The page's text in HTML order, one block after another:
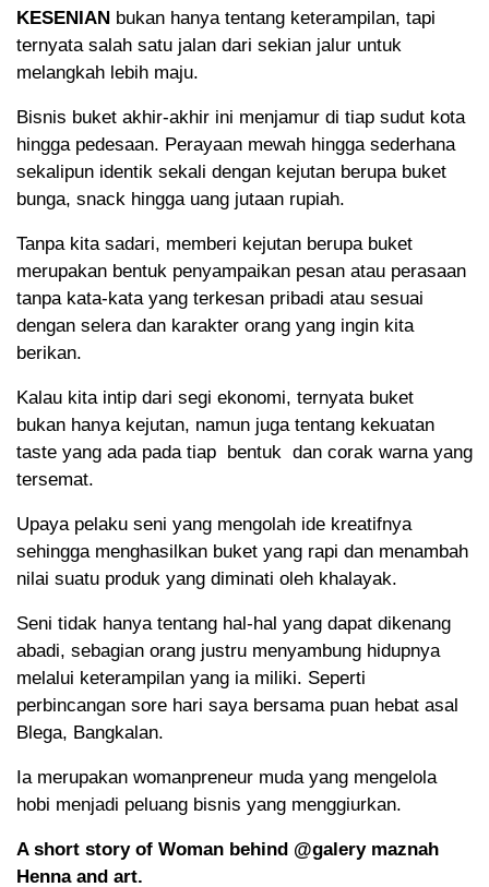
KESENIAN bukan hanya tentang keterampilan, tapi
ternyata salah satu jalan dari sekian jalur untuk
melangkah lebih maju.
Bisnis buket akhir-akhir ini menjamur di tiap sudut kota
hingga pedesaan. Perayaan mewah hingga sederhana
sekalipun identik sekali dengan kejutan berupa buket
bunga, snack hingga uang jutaan rupiah.
Tanpa kita sadari, memberi kejutan berupa buket
merupakan bentuk penyampaikan pesan atau perasaan
tanpa kata-kata yang terkesan pribadi atau sesuai
dengan selera dan karakter orang yang ingin kita
berikan.
Kalau kita intip dari segi ekonomi, ternyata buket
bukan hanya kejutan, namun juga tentang kekuatan
taste yang ada pada tiap bentuk dan corak warna yang
tersemat.
Upaya pelaku seni yang mengolah ide kreatifnya
sehingga menghasilkan buket yang rapi dan menambah
nilai suatu produk yang diminati oleh khalayak.
Seni tidak hanya tentang hal-hal yang dapat dikenang
abadi, sebagian orang justru menyambung hidupnya
melalui keterampilan yang ia miliki. Seperti
perbincangan sore hari saya bersama puan hebat asal
Blega, Bangkalan.
Ia merupakan womanpreneur muda yang mengelola
hobi menjadi peluang bisnis yang menggiurkan.
A short story of Woman behind @galery maznah
Henna and art.